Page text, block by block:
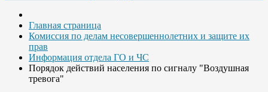
Главная страница
Комиссия по делам несовершеннолетних и защите их
прав
Информация отдела ГО и ЧС
Порядок действий населения по сигналу "Воздушная
тревога"